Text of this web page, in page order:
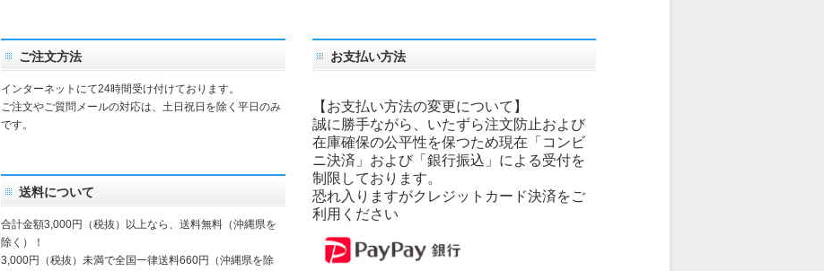
ご注文方法
インターネットにて24時間受け付けております。
ご注文やご質問メールの対応は、土日祝日を除く平日のみ
です。
送料について
合計金額3,000円（税抜）以上なら、送料無料（沖縄県を
除く）！
3,000円（税抜）未満で全国一律送料660円（沖縄県を除
お支払い方法
【お支払い方法の変更について】
誠に勝手ながら、いたずら注文防止および
在庫確保の公平性を保つため現在「コンビ
ニ決済」および「銀行振込」による受付を
制限しております。
恐れ入りますがクレジットカード決済をご
利用ください